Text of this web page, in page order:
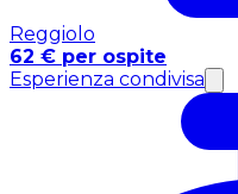
Reggiolo
62 € per ospite
Esperienza condivisa